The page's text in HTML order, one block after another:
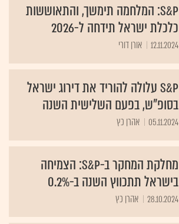
S&P: המלחמה תימשך, והתאוששות
כלכלת ישראל תידחה ל-2026
12.11.2024 אורן דורי
S&P עלולה להוריד את דירוג ישראל
בסופ"ש, בפעם השלישית השנה
05.11.2024 אהרן כץ
מחלקת המחקר ב-S&P: הצמיחה
בישראל תתכווץ השנה ב-0.2%
28.10.2024 אהרן כץ